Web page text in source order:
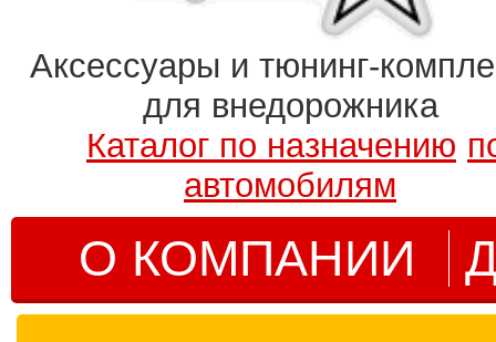
Аксессуары и тюнинг-
для внедорожника
Каталог по назначению
автомобилям
О КОМПАНИИ